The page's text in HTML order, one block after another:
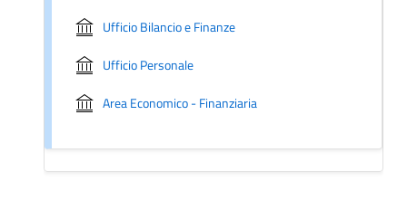
Ufficio Bilancio e Finanze
Ufficio Personale
Area Economico - Finanziaria